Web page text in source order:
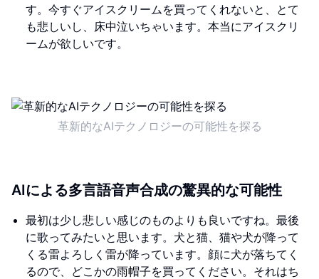
す。今すぐアイスクリームを買ってくれないと、とて
も悲しいし、床中泣いちゃいます。本当にアイスクリ
ームが欲しいです。
革新的なAIテクノロジーの可能性を探る
AIによる多言語音声合成の驚異的な可能性
最初は少し悲しい感じのものよりも良いですね。最後
に歌ってみたいと思います。犬と猫、猫や犬が降って
くる雷よろしく雷が降っています。顔に犬が落ちてく
るので、どこかの雨帽子を買ってください。それはち